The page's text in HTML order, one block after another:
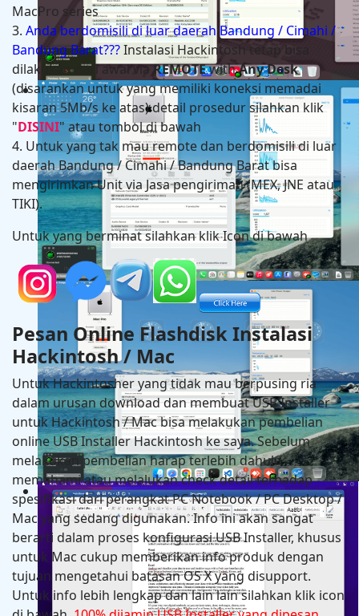
Hackintosh in HP Zbook Power G7 Mobile
Hackintosh in MSI PRO Z690-A DDR4 + Intel Core i9
Hackintosh in Asrock B760M Steel Legend Wifi +
14600K + Asus RX 6600
MacPro series
3. Anda berdomisili di luar daerah Bandung / Cimahi /
Bandung Barat???Instalasi Hackintosh tetap bisa
dilakukan dari awal viaREMOTEwithAny Desk
(disarankan untuk yang memiliki koneksi memadai
kisaran 5Mb/s ke atas) detail prosedur silahkan klik
"DISINI" atau tombol di bawah
4. Untuk yang tak mau remote dan berdomisili di luar
daerah Bandung / Cimahi / Bandung Barat bisa
mengirimkan Unit via Jasa pengiriman (MEX, JNE atau
TIKI).
Untuk yang berminat silahkan klik Icon di bawah
Pesan Online Flashdisk Instalasi
Hackintosh / Mac
Untuk Hackintosher yang tidak mau berpusing ria
dalam urusan download dan membuat USB Installer
untuk Hackintosh / Mac bisa melakukan pembelian
online USB Installer Hackintosh ke saya. Sebelum
melakukan pembelian harap terlebih dahulu
memahami atau melalukan check detail terhadap
spesifikasi dari perangkat PC Notebook / PC Desktop /
Mac yang sedang digunakan. Info ini akan sangat
berarti dalam proses konfigurasi USB Installer, khusus
untuk Mac cukup memberikan info produk dengan
tujuan mengetahui batasan OS X yang disupport.
Untuk info lebih lengkap dan lain lain silahkan klik icon